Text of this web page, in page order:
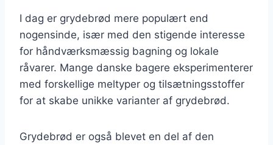
I dag er grydebrød mere populært end
nogensinde, især med den stigende interesse
for håndværksmæssig bagning og lokale
råvarer. Mange danske bagere eksperimenterer
med forskellige meltyper og tilsætningsstoffer
for at skabe unikke varianter af grydebrød.
Grydebrød er også blevet en del af den